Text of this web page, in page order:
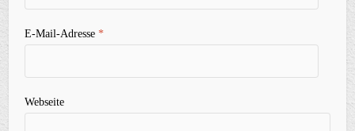
E-Mail-Adresse*
Webseite